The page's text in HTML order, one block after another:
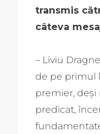
transmis
câteva
– Liviu
de pe primul
premier, deși
predicat,